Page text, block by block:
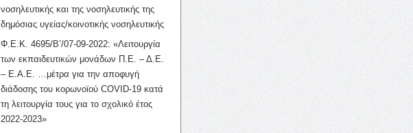
νοσηλευτικής και της νοσηλευτικής της
δημόσιας υγείας/κοινοτικής νοσηλευτικής
Φ.Ε.Κ. 4695/Β’/07-09-2022: «Λειτουργία
των εκπαιδευτικών μονάδων Π.Ε. – Δ.Ε.
– Ε.Α.Ε. …μέτρα για την αποφυγή
διάδοσης του κορωνοϊού COVID-19 κατά
τη λειτουργία τους για το σχολικό έτος
2022-2023»